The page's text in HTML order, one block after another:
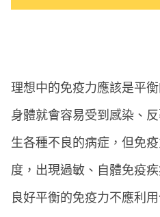
理想中的免疫力應該是平
身體就會容易受到感染、
生各種不良的病症，但免
度，出現過敏、自體免疫
良好平衡的免疫力不應利